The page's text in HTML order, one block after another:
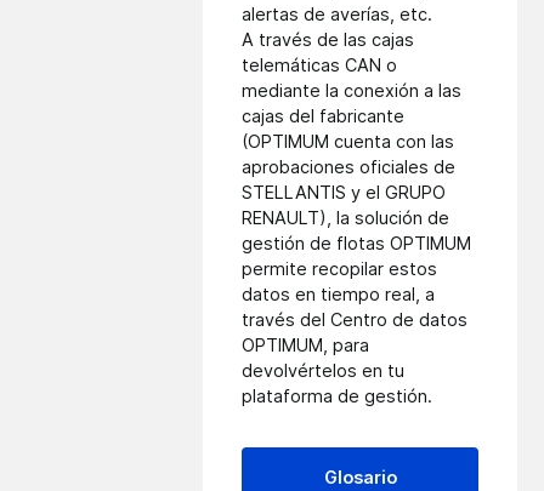
alertas de averías, etc.
A través de las cajas
telemáticas CAN o
mediante la conexión a las
cajas del fabricante
(OPTIMUM cuenta con las
aprobaciones oficiales de
STELLANTIS y el GRUPO
RENAULT), la solución de
gestión de flotas OPTIMUM
permite recopilar estos
datos en tiempo real, a
través delCentro de datos
OPTIMUM , para
devolvértelos en tu
plataforma de gestión.
Glosario